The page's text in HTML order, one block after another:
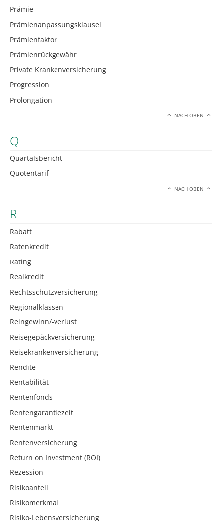
Prämie
Prämienanpassungsklausel
Prämienfaktor
Prämienrückgewähr
Private Krankenversicherung
Progression
Prolongation
NACH OBEN
Q
Quartalsbericht
Quotentarif
NACH OBEN
R
Rabatt
Ratenkredit
Rating
Realkredit
Rechtsschutzversicherung
Regionalklassen
Reingewinn/-verlust
Reisegepäckversicherung
Reisekrankenversicherung
Rendite
Rentabilität
Rentenfonds
Rentengarantiezeit
Rentenmarkt
Rentenversicherung
Return on Investment (ROI)
Rezession
Risikoanteil
Risikomerkmal
Risiko-Lebensversicherung